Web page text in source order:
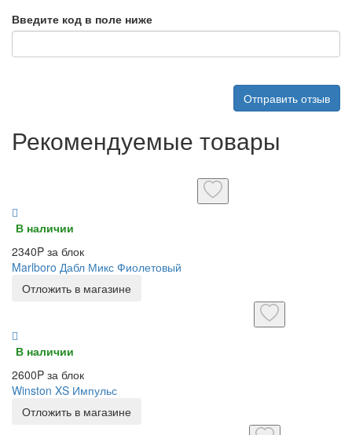
Введите код в поле ниже
Отправить отзыв
Рекомендуемые товары
В наличии
2340P за блок
Marlboro Дабл Микс Фиолетовый
Отложить в магазине
В наличии
2600P за блок
Winston XS Импульс
Отложить в магазине